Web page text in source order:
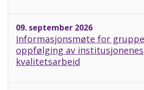
09. september 2026
Informasjonsmøte for
oppfølging av institusjonenes
kvalitetsarbeid